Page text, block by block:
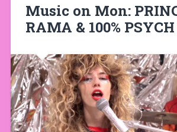
Music on Mon:
RAMA & 100%